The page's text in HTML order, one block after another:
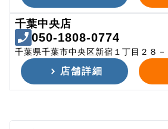
千葉中央店
050-1808-0774
千葉県千葉市中央区新宿１丁目２８－
店舗詳細